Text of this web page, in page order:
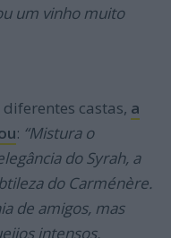
um vinho muito
castas, a
: “Mistura o
do Syrah, a
do Carménère.
de amigos, mas
intensos.